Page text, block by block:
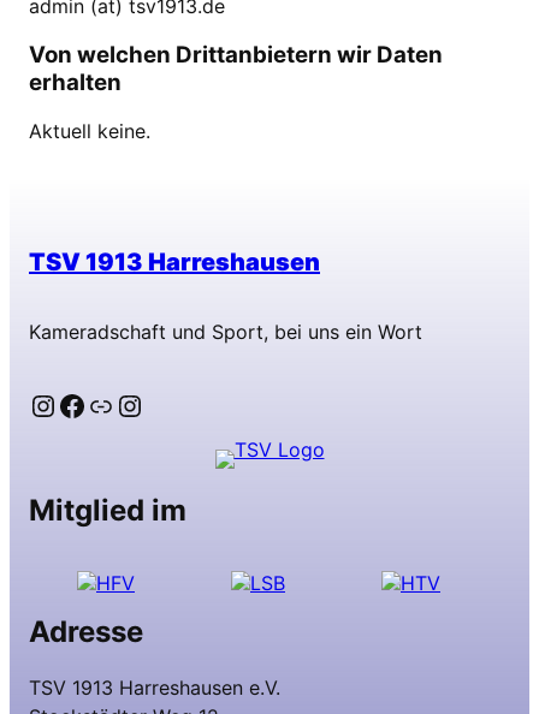
admin (at) tsv1913.de
Von welchen Drittanbietern wir Daten
erhalten
Aktuell keine.
TSV 1913 Harreshausen
Kameradschaft und Sport, bei uns ein Wort
Instagram
Facebook
LinkInstagram
Mitglied im
Adresse
TSV 1913 Harreshausen e.V.